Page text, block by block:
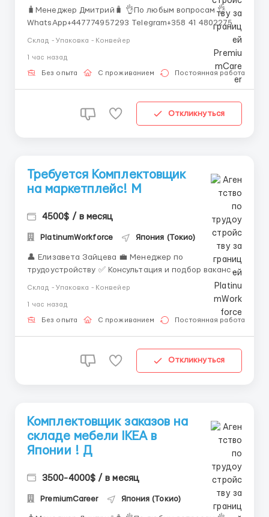
🧳Менеджер Дмитрий🧳 👌По любым вопросам 👌
WhatsApp+447774957293 Telegram+358 41 4802275
производственных процессах; Упаковка игрушек
согласно стандартам; Соблюдение нор...
Склад - Упаковка - Конвейер
1 час назад
Без опыта С проживанием Постоянная работа
Откликнуться
Требуется Комплектовщик
на маркетплейс! M
4500$ / в месяц
PlatinumWorkforce Япония (Токио)
👤 Елизавета Зайцева 💼 Менеджер по
трудоустройству ✅ Консультация и подбор вакансий
за границей ✅ Сопровождение на всех этапах
оформления ✅ Работа только с проверенными
работодателями 📲 Связь: WhatsApp / Telegram: +44
7836 697670 Комплектовщик на маркетплейс —
Склад - Упаковка - Конвейер
1 час назад
Без опыта С проживанием Постоянная работа
Откликнуться
Комплектовщик заказов на
складе мебели IKEA в
Японии ! Д
3500-4000$ / в месяц
PremiumCareer Япония (Токио)